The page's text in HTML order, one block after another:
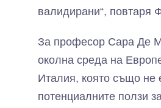
валидирани“, повтаря
За професор Сара Де
околна среда на
Италия, която също не
потенциалните ползи